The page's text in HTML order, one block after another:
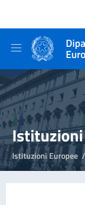
Istituzioni Europee